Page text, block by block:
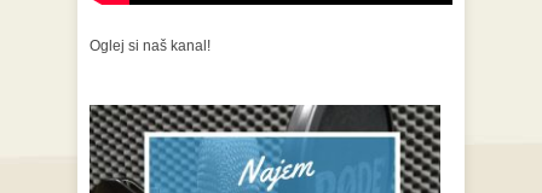
Oglej si naš kanal!